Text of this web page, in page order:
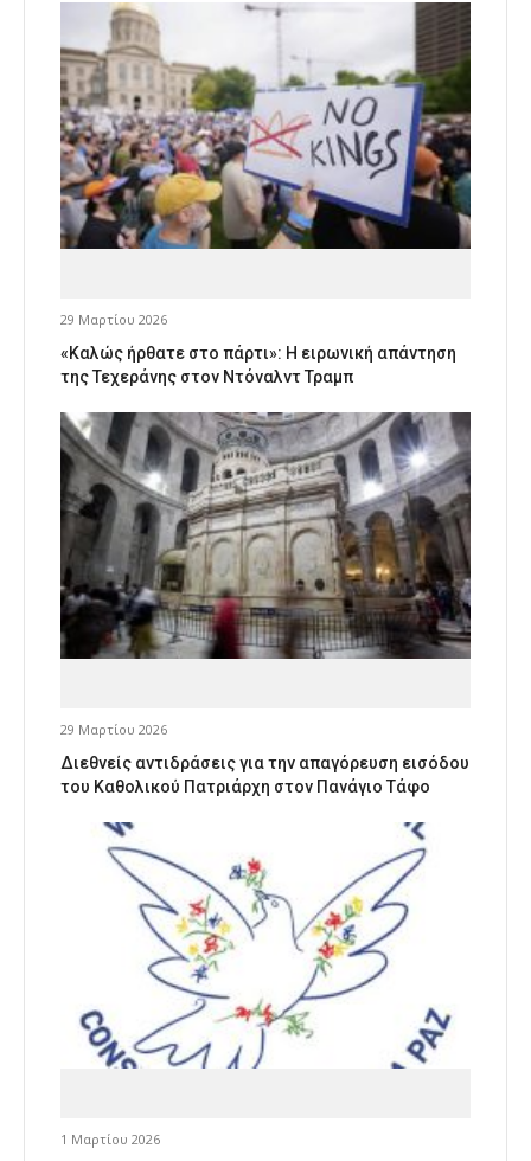
29 Μαρτίου 2026
«Καλώς ήρθατε στο πάρτι»: Η ειρωνική απάντηση
της Τεχεράνης στον Ντόναλντ Τραμπ
29 Μαρτίου 2026
Διεθνείς αντιδράσεις για την απαγόρευση εισόδου
του Καθολικού Πατριάρχη στον Πανάγιο Τάφο
1 Μαρτίου 2026